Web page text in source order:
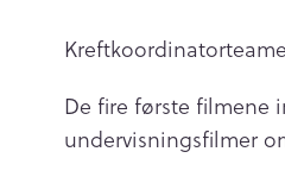
De fire første filmene
undervisningsfilmer